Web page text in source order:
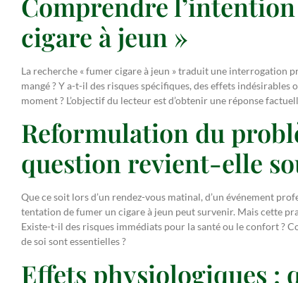
cigare à jeun »
La recherche « fumer cigare à jeun » traduit une interrogation
mangé ? Y a-t-il des risques spécifiques, des effets indésirables
moment ? L’objectif du lecteur est d’obtenir une réponse
Reformulation du
question revient-elle
Que ce soit lors d’un rendez-vous matinal, d’un événement
tentation de fumer un cigare à jeun peut survenir. Mais cette
Existe-t-il des risques immédiats pour la santé ou le confort ?
de soi sont essentielles ?
Effets physiologiques :